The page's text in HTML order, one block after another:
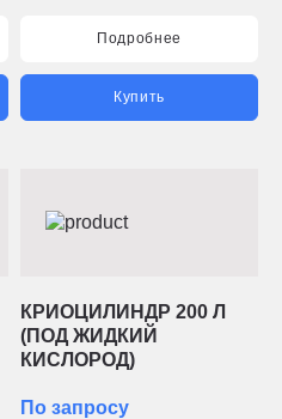
Подробнее
Купить
КРИОЦИЛИНДР 200 Л
(ПОД ЖИДКИЙ
КИСЛОРОД)
По запросу